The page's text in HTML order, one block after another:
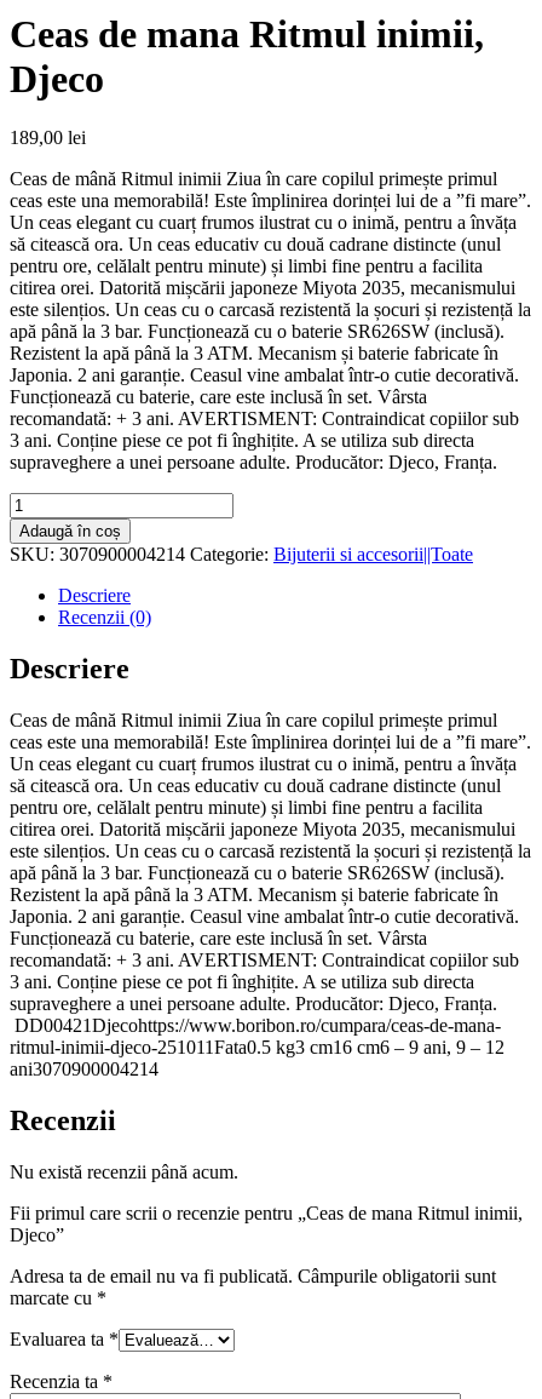
Ceas de mana Ritmul inimii,
Djeco
189,00 lei
Ceas de mână Ritmul inimii Ziua în care copilul primește primul
ceas este una memorabilă! Este împlinirea dorinței lui de a ”fi mare”.
Un ceas elegant cu cuarț frumos ilustrat cu o inimă, pentru a învăța
să citească ora. Un ceas educativ cu două cadrane distincte (unul
pentru ore, celălalt pentru minute) și limbi fine pentru a facilita
citirea orei. Datorită mișcării japoneze Miyota 2035, mecanismului
este silențios. Un ceas cu o carcasă rezistentă la șocuri și rezistență la
apă până la 3 bar. Funcționează cu o baterie SR626SW (inclusă).
Rezistent la apă până la 3 ATM. Mecanism și baterie fabricate în
Japonia. 2 ani garanție. Ceasul vine ambalat într-o cutie decorativă.
Funcționează cu baterie, care este inclusă în set. Vârsta
recomandată: + 3 ani. AVERTISMENT: Contraindicat copiilor sub
3 ani. Conține piese ce pot fi înghițite. A se utiliza sub directa
supraveghere a unei persoane adulte. Producător: Djeco, Franța.
Cantitate
Ceas
de
mana
Ritmul
inimii,
Adaugă în coș
SKU: 3070900004214 Categorie: Bijuterii si accesorii||Toate
Descriere
Recenzii (0)
Descriere
Ceas de mână Ritmul inimii Ziua în care copilul primește primul
ceas este una memorabilă! Este împlinirea dorinței lui de a ”fi mare”.
Un ceas elegant cu cuarț frumos ilustrat cu o inimă, pentru a învăța
să citească ora. Un ceas educativ cu două cadrane distincte (unul
pentru ore, celălalt pentru minute) și limbi fine pentru a facilita
citirea orei. Datorită mișcării japoneze Miyota 2035, mecanismului
este silențios. Un ceas cu o carcasă rezistentă la șocuri și rezistență la
apă până la 3 bar. Funcționează cu o baterie SR626SW (inclusă).
Rezistent la apă până la 3 ATM. Mecanism și baterie fabricate în
Japonia. 2 ani garanție. Ceasul vine ambalat într-o cutie decorativă.
Funcționează cu baterie, care este inclusă în set. Vârsta
recomandată: + 3 ani. AVERTISMENT: Contraindicat copiilor sub
3 ani. Conține piese ce pot fi înghițite. A se utiliza sub directa
supraveghere a unei persoane adulte. Producător: Djeco, Franța.
DD00421Djecohttps://www.boribon.ro/cumpara/ceas-de-mana-
ritmul-inimii-djeco-251011Fata0.5 kg3 cm16 cm6 – 9 ani, 9 – 12
ani3070900004214
Recenzii
Nu există recenzii până acum.
Fii primul care scrii o recenzie pentru „Ceas de mana Ritmul inimii,
Djeco”
Adresa ta de email nu va fi publicată. Câmpurile obligatorii sunt
marcate cu *
Evaluarea ta *
Recenzia ta *